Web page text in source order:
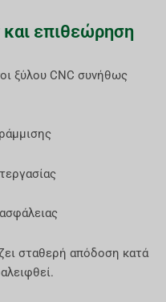
επιθεώρηση
ξύλου CNC συνήθως
σταθερή απόδοση κατά